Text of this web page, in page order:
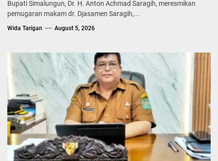
Bupati Simalungun, Dr. H. Anton Achmad Saragih, meresmikan
pemugaran makam dr. Djasamen Saragih,...
Wida Tarigan August 5, 2026